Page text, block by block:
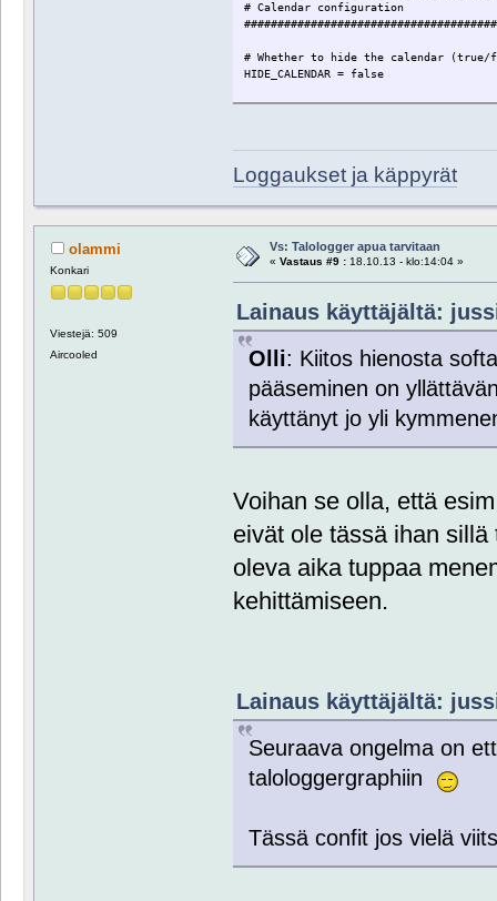
# Calendar configuration
# Whether to hide the calendar (true/
HIDE_CALENDAR = false
# Syntax:
*CHART*
TITLE = Temperatures
AXIS_1 = 10:70:10:5:C
AXIS_2 = -30:30:10:5:C
@SERIES =
# Image1 configuration
@LABEL = 0:50:black:TESTI
@POSITION =
Loggaukset ja käppyrät
olammi
Konkari
Viestejä: 509
Aircooled
Vs: Talologger apua tarvitaan
« Vastaus #9 :18.10.13 - klo:14:04 »
Lainaus käyttäjältä:
Olli: Kiitos hienosta
pääseminen on
käyttänyt jo yli
Voihan se olla, että
eivät ole tässä ihan
oleva aika tuppaa
kehittämiseen.
Lainaus käyttäjältä:
Seuraava ongelma on
talologgergraphiin
Tässä confit jos vielä